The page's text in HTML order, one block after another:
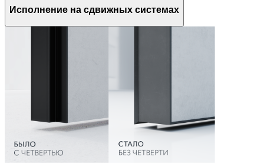
Исполнение на сдвижных системах